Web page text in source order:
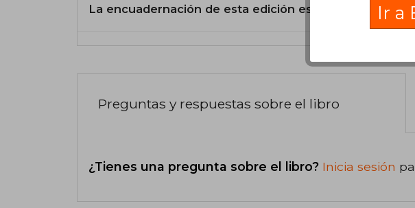
La encuadernación de esta edición es Tapa Blanda.
Preguntas y respuestas sobre el libro
¿Tienes una pregunta sobre el libro? Inicia sesión
Ir a